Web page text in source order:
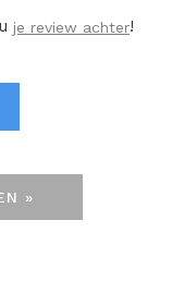
je review achter!
»